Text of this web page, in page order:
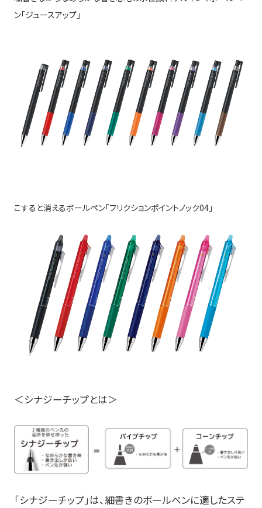
ン「ジュースアップ」
こすると消えるボールペン「フリクションポイントノック04」
＜シナジーチップとは＞
「シナジーチップ」は、細書きのボールペンに適したステ